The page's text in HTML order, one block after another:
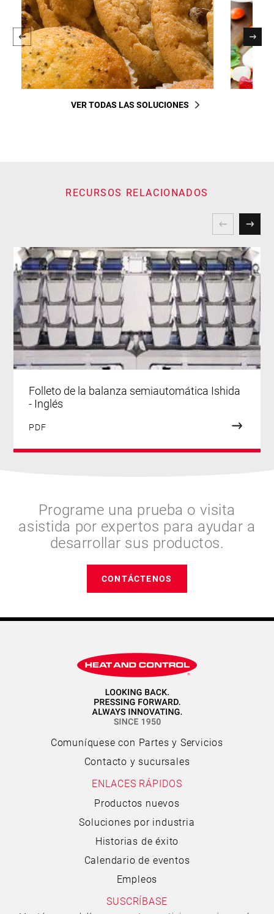
VER TODAS LAS SOLUCIONES
RECURSOS RELACIONADOS
Folleto de la balanza semiautomática Ishida
- Inglés
PDF
Programe una prueba o visita
asistida por expertos para ayudar a
desarrollar sus productos.
CONTÁCTENOS
Comuníquese con Partes y Servicios
Contacto y sucursales
ENLACES RÁPIDOS
Productos nuevos
Soluciones por industria
Historias de éxito
Calendario de eventos
Empleos
SUSCRÍBASE